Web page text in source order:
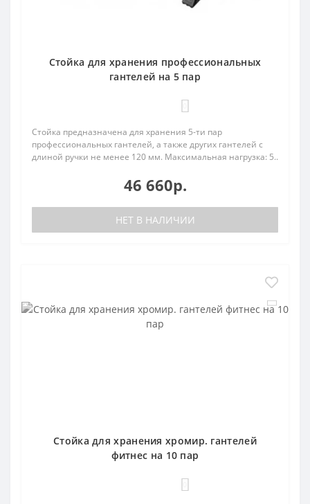
Стойка для хранения профессиональных
гантелей на 5 пар
Стойка предназначена для хранения 5-ти пар
профессиональных гантелей, а также других гантелей с
длиной ручки не менее 120 мм. Максимальная нагрузка: 5..
46 660р.
НЕТ В НАЛИЧИИ
Стойка для хранения хромир. гантелей
фитнес на 10 пар